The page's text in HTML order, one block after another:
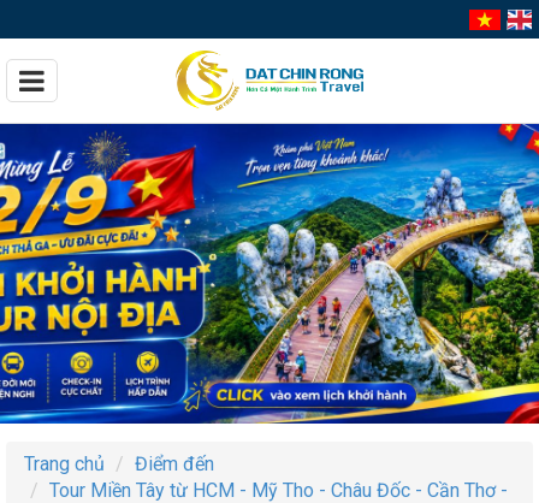
Trang chủ
Điểm đến
Tour Miền Tây từ HCM - Mỹ Tho - Châu Đốc - Cần Thơ -